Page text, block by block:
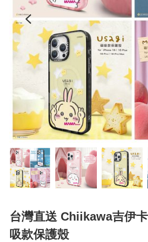
台灣直送 Chiikawa吉伊
吸款保護殼